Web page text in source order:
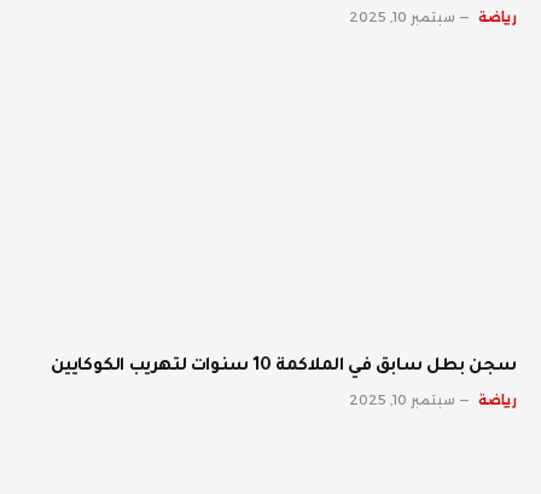
رياضة سبتمبر 10, 2025
سجن بطل سابق في الملاكمة 10 سنوات لتهريب الكوكايين
رياضة سبتمبر 10, 2025